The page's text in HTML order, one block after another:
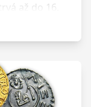
až do 16.
prohlédnout
dosáhla
za